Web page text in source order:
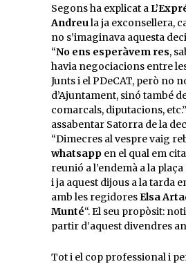
Segons ha explicat a
Andreula ja exconsellera,
no s’imaginava aquesta
“No ens esperàvem res,
havia negociacions entre
Junts i el PDeCAT, però no
d’Ajuntament, sinó també
comarcals, diputacions,
assabentar Satorra de la
“Dimecres al vespre vaig
whatsapp en el qual em
reunió a l’endemà a la
i ja aquest dijous a la tarda
amb les regidoresElsa
Munté“. El seu propòsit:
partir d’aquest divendres
Tot i el cop professional i